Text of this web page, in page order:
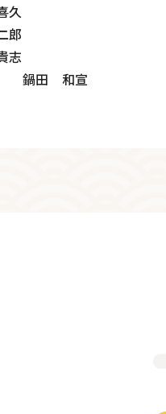
郎
鍋田 和宣